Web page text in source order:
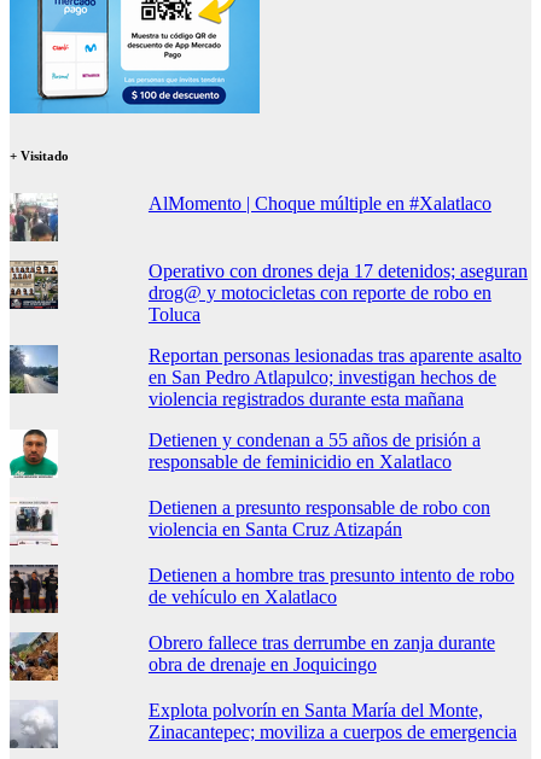
+ Visitado
AlMomento | Choque múltiple en #Xalatlaco
Operativo con drones deja 17 detenidos; aseguran
drog@ y motocicletas con reporte de robo en
Toluca
Reportan personas lesionadas tras aparente asalto
en San Pedro Atlapulco; investigan hechos de
violencia registrados durante esta mañana
Detienen y condenan a 55 años de prisión a
responsable de feminicidio en Xalatlaco
Detienen a presunto responsable de robo con
violencia en Santa Cruz Atizapán
Detienen a hombre tras presunto intento de robo
de vehículo en Xalatlaco
Obrero fallece tras derrumbe en zanja durante
obra de drenaje en Joquicingo
Explota polvorín en Santa María del Monte,
Zinacantepec; moviliza a cuerpos de emergencia